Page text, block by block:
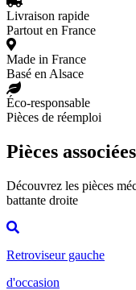
Livraison rapide
Partout en France
Made in France
Basé en Alsace
Éco-responsable
Pièces de réemploi
Pièces
Découvrez les pièces
battante droite
Retroviseur gauche
d'occasion